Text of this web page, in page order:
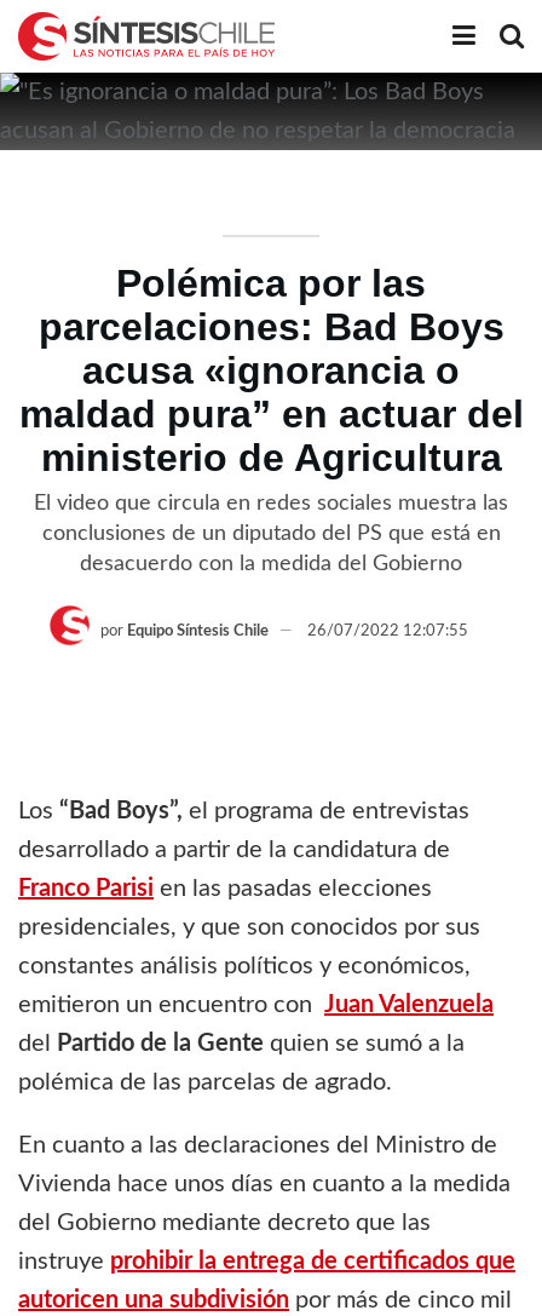
Polémica por las
parcelaciones: Bad Boys
acusa «ignorancia o
maldad pura” en actuar del
ministerio de Agricultura
El video que circula en redes sociales muestra las
conclusiones de un diputado del PS que está en
desacuerdo con la medida del Gobierno
por Equipo Síntesis Chile 26/07/2022 12:07:55
Los “Bad Boys”, el programa de entrevistas
desarrollado a partir de la candidatura de
Franco Parisi en las pasadas elecciones
presidenciales, y que son conocidos por sus
constantes análisis políticos y económicos,
emitieron un encuentro con Juan Valenzuela
del
Partido de la Gente quien se sumó a la
polémica de las parcelas de agrado.
En cuanto a las declaraciones del Ministro de
Vivienda hace unos días en cuanto a la medida
del Gobierno mediante decreto que las
instruye prohibir la entrega de certificados que
autoricen una subdivisión por más de cinco mil